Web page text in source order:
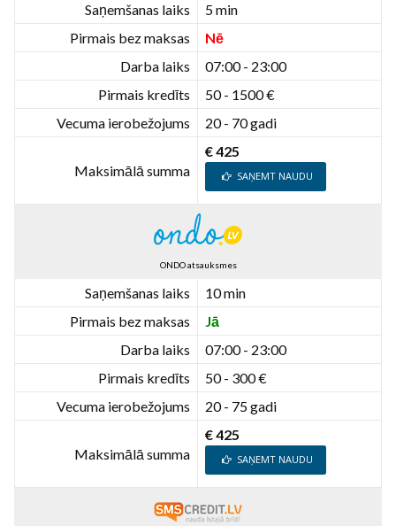
Saņemšanas laiks
5 min
Pirmais bez maksas
Nē
Darba laiks
07:00 - 23:00
Pirmais kredīts
50 - 1500 €
Vecuma ierobežojums
20 - 70 gadi
Maksimālā summa
€ 425
SAŅEMT NAUDU
ONDO atsauksmes
Saņemšanas laiks
10 min
Pirmais bez maksas
Jā
Darba laiks
07:00 - 23:00
Pirmais kredīts
50 - 300 €
Vecuma ierobežojums
20 - 75 gadi
Maksimālā summa
€ 425
SAŅEMT NAUDU